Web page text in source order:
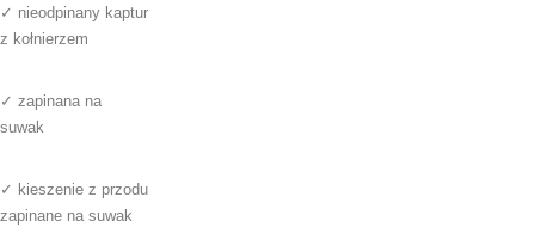
✓ nieodpinany kaptur
z kołnierzem
✓ zapinana na
suwak
✓ kieszenie z przodu
zapinane na suwak